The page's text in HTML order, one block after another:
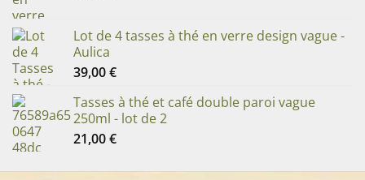
Lot de 4 tasses à thé en verre design vague -
Aulica
39,00€
Tasses à thé et café double paroi vague
250ml - lot de 2
21,00€